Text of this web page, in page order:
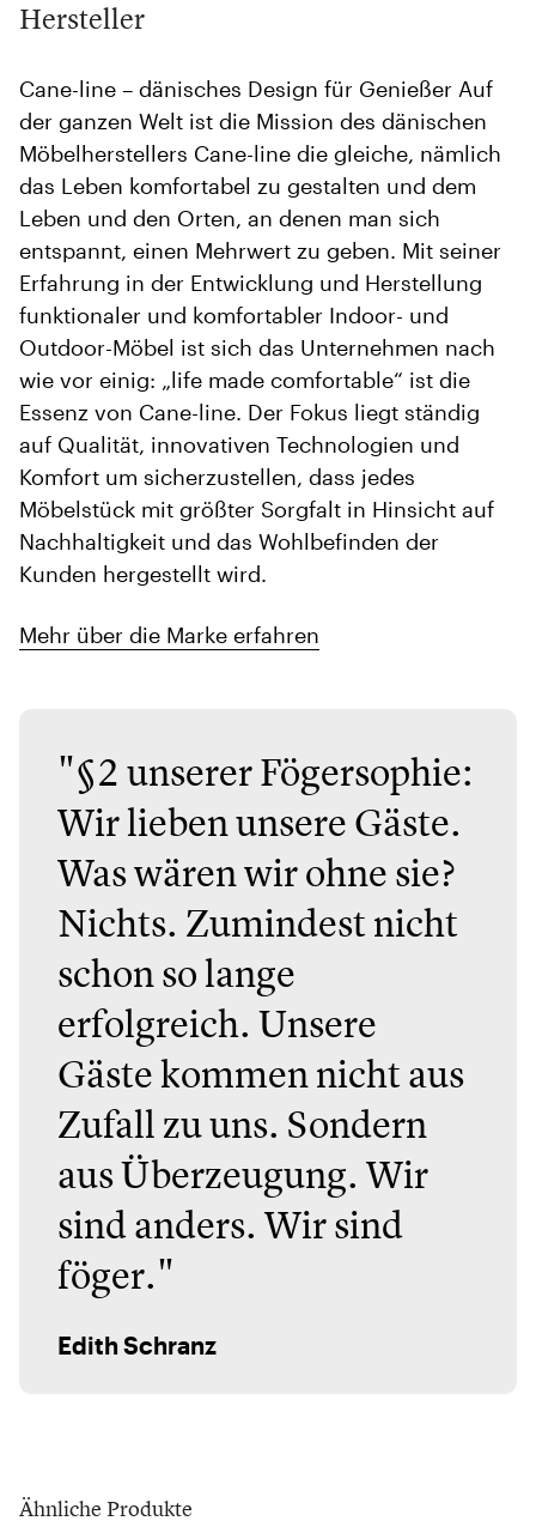
Hersteller
Cane-line – dänisches Design für Genießer Auf
der ganzen Welt ist die Mission des dänischen
Möbelherstellers Cane-line die gleiche, nämlich
das Leben komfortabel zu gestalten und dem
Leben und den Orten, an denen man sich
entspannt, einen Mehrwert zu geben. Mit seiner
Erfahrung in der Entwicklung und Herstellung
funktionaler und komfortabler Indoor- und
Outdoor-Möbel ist sich das Unternehmen nach
wie vor einig: „life made comfortable“ ist die
Essenz von Cane-line. Der Fokus liegt ständig
auf Qualität, innovativen Technologien und
Komfort um sicherzustellen, dass jedes
Möbelstück mit größter Sorgfalt in Hinsicht auf
Nachhaltigkeit und das Wohlbefinden der
Kunden hergestellt wird.
Mehr über die Marke erfahren
"§2 unserer Fögersophie:
Wir lieben unsere Gäste.
Was wären wir ohne sie?
Nichts. Zumindest nicht
schon so lange
erfolgreich. Unsere
Gäste kommen nicht aus
Zufall zu uns. Sondern
aus Überzeugung. Wir
sind anders. Wir sind
föger."
Edith Schranz
Ähnliche Produkte